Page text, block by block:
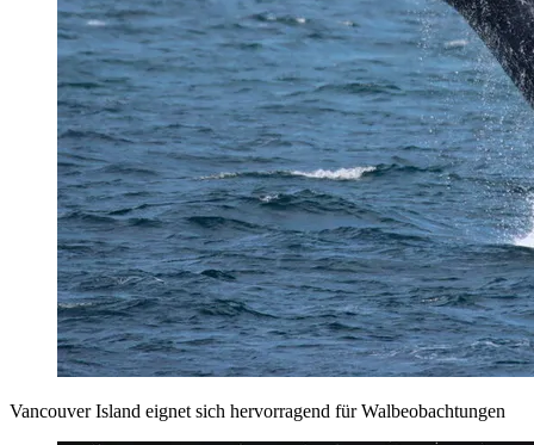
Vancouver Island eignet sich hervorragend für Walbeobachtungen